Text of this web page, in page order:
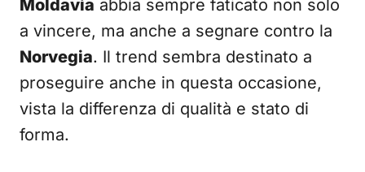
Moldavia abbia sempre faticato non solo
a vincere, ma anche a segnare contro la
Norvegia. Il trend sembra destinato a
proseguire anche in questa occasione,
vista la differenza di qualità e stato di
forma.